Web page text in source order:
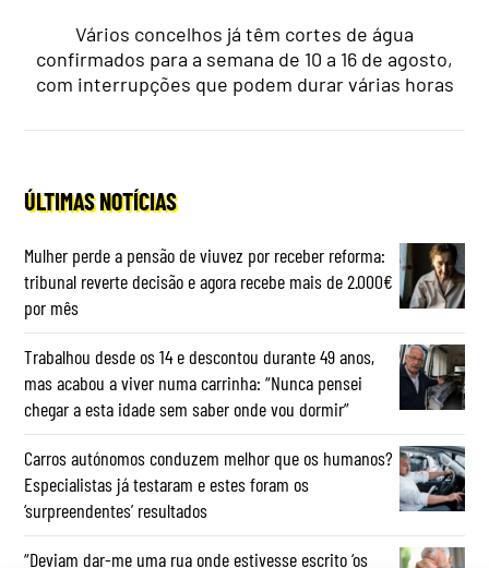
Vários concelhos já têm cortes de água
confirmados para a semana de 10 a 16 de agosto,
com interrupções que podem durar várias horas
ÚLTIMAS NOTÍCIAS
Mulher perde a pensão de viuvez por receber reforma:
tribunal reverte decisão e agora recebe mais de 2.000€
por mês
Trabalhou desde os 14 e descontou durante 49 anos,
mas acabou a viver numa carrinha: “Nunca pensei
chegar a esta idade sem saber onde vou dormir”
Carros autónomos conduzem melhor que os humanos?
Especialistas já testaram e estes foram os
‘surpreendentes’ resultados
“Deviam dar-me uma rua onde estivesse escrito ‘os